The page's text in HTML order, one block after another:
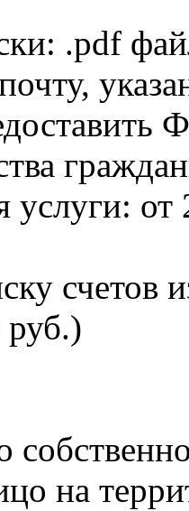
.pdf
услуги: от
счетов
на